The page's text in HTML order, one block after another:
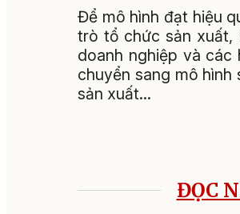
Để mô hình đạt hiệu
trò tổ chức sản xuất,
doanh nghiệp và
chuyển sang mô
sản xuất…
ĐỌC